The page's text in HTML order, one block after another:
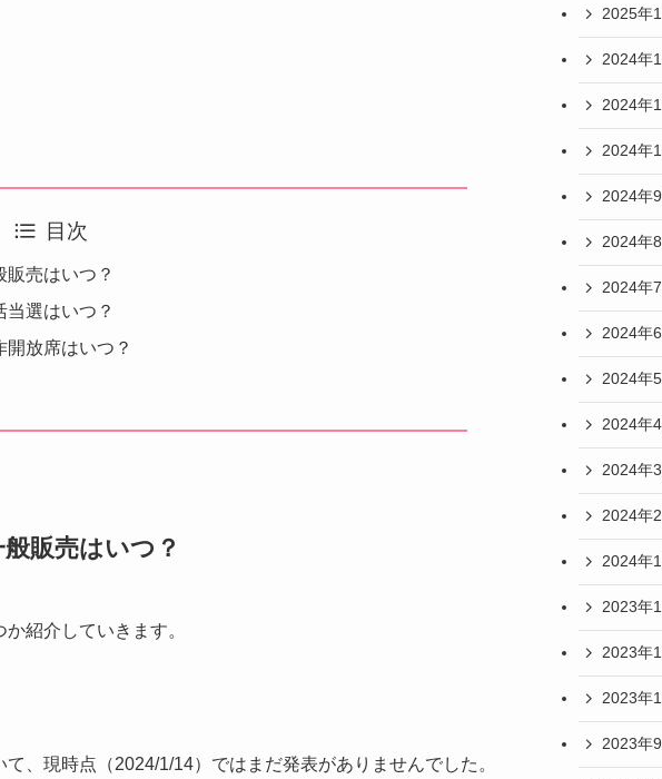
目次
売はいつ？
選はいつ？
放席はいつ？
販売はいつ？
紹介していきます。
、現時点（2024/1/14）ではまだ発表がありませんでした。
2025年
2024年
2024年
2024年
2024年
2024年
2024年
2024年
2024年
2024年
2024年
2024年
2024年
2023年
2023年
2023年
2023年